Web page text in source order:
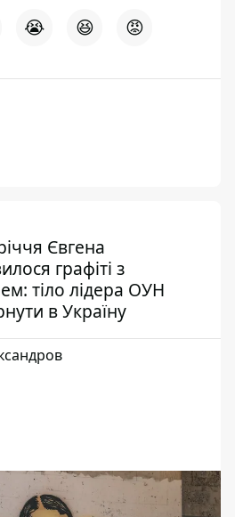
😭 😆 😡
Євгена
графіті з
тіло лідера ОУН
в Україну